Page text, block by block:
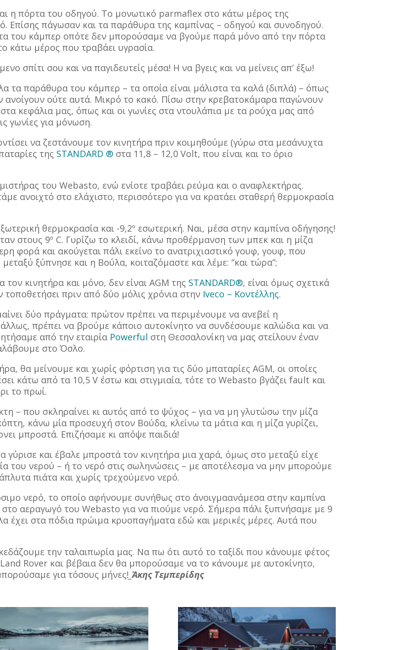
η πόρτα του οδηγού. Το μονωτικό parmaflex στο κάτω μέρος της
Επίσης πάγωσαν και τα παράθυρα της καμπίνας – οδηγού και συνοδηγού.
του κάμπερ οπότε δεν μπορούσαμε να βγούμε παρά μόνο από την πόρτα
κάτω μέρος που τραβάει υγρασία.
σπίτι σου και να παγιδευτείς μέσα! Η να βγεις και να μείνεις απ’ έξω!
τα παράθυρα του κάμπερ – τα οποία είναι μάλιστα τα καλά (διπλά) – όπως
ανοίγουν ούτε αυτά. Μικρό το κακό. Πίσω στην κρεβατοκάμαρα παγώνουν
κεφάλια μας, όπως και οι γωνίες στα ντουλάπια με τα ρούχα μας από
γωνίες για μόνωση.
να ζεστάνουμε τον κινητήρα πριν κοιμηθούμε (γύρω στα μεσάνυχτα
της STANDARD ® στα 11,8 – 12,0 Volt, που είναι και το όριο
του Webasto, ενώ ενίοτε τραβάει ρεύμα και ο αναφλεκτήρας.
ανοιχτό στο ελάχιστο, περισσότερο για να κρατάει σταθερή θερμοκρασία
θερμοκρασία και -9,2º εσωτερική. Ναι, μέσα στην καμπίνα οδήγησης!
στους 9º C. Γυρίζω το κλειδί, κάνω προθέρμανση των μπεκ και η μίζα
φορά και ακούγεται πάλι εκείνο το ανατριχιαστικό γουφ, γουφ, που
ξύπνησε και η Βούλα, κοιταζόμαστε και λέμε: “και τώρα”;
κινητήρα και μόνο, δεν είναι AGM της STANDARD®, είναι όμως σχετικά
πριν από δύο μόλις χρόνια στην Iveco – Κοντέλλης.
δύο πράγματα: πρώτον πρέπει να περιμένουμε να ανεβεί η
πρέπει να βρούμε κάποιο αυτοκίνητο να συνδέσουμε καλώδια και να
από την εταιρία Powerful στη Θεσσαλονίκη να μας στείλουν έναν
στο Όσλο.
θα μείνουμε και χωρίς φόρτιση για τις δύο μπαταρίες AGM, οι οποίες
κάτω από τα 10,5 V έστω και στιγμιαία, τότε το Webasto βγάζει fault και
το πρωί.
– που σκληραίνει κι αυτός από το ψύχος – για να μη γλυτώσω την μίζα
κάνω μία προσευχή στον Βούδα, κλείνω τα μάτια και η μίζα γυρίζει,
μπροστά. Επιζήσαμε κι απόψε παιδιά!
γύρισε και έβαλε μπροστά τον κινητήρα μια χαρά, όμως στο μεταξύ είχε
του νερού – ή το νερό στις σωληνώσεις – με αποτέλεσμα να μην μπορούμε
πιάτα και χωρίς τρεχούμενο νερό.
νερό, το οποίο αφήνουμε συνήθως στο άνοιγμαανάμεσα στην καμπίνα
αεραγωγό του Webasto για να πιούμε νερό. Σήμερα πάλι ξυπνήσαμε με 9
έχει στα πόδια πρώιμα κρυοπαγήματα εδώ και μερικές μέρες. Αυτά που
την ταλαιπωρία μας. Να πω ότι αυτό το ταξίδι που κάνουμε φέτος
Rover και βέβαια δεν θα μπορούσαμε να το κάνουμε με αυτοκίνητο,
για τόσους μήνες! _Άκης Τεμπερίδης